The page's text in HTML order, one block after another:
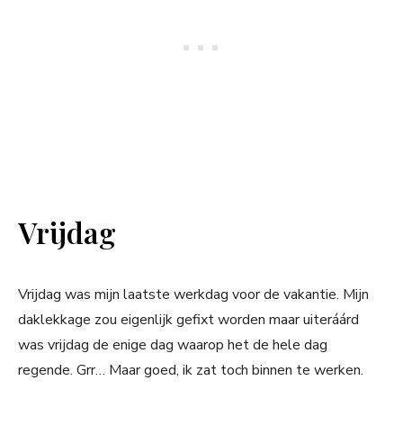
Vrijdag
Vrijdag was mijn laatste werkdag voor de vakantie. Mijn
daklekkage zou eigenlijk gefixt worden maar uiteráárd
was vrijdag de enige dag waarop het de hele dag
regende. Grr… Maar goed, ik zat toch binnen te werken.